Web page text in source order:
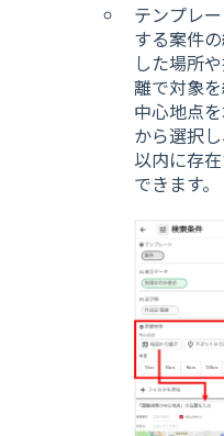
テンプレ
する案件
した場所
離で対象を
中心地点
から選択
以内に存
できます。